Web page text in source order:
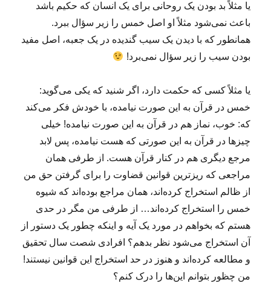
یا مثلاً بد بودن یک روحانی برای یک انسان که حکیم باشد
باعث نمی‌شود مثلاً او اصل خمس را زیر سؤال ببرد.
همانطور که با دیدن یک سیب گندیده در یک جعبه، اصل مفید
بودن سیب را زیر سؤال نمی‌برد!
یا مثلاً کسی که حکمت دارد، اگر شنید که یکی می‌گوید:
خمس در قرآن به این صورت نیامده، با خودش فکر می‌کند
که: خوب،‌ نماز هم در قرآن به این صورت نیامده! خیلی
چیزها در قرآن به این صورتی که هست نیامده، پس لابد
مرجع دیگری هم در کنار قرآن هست. از طرفی همان
مراجعی که ریزترین قوانین قضاوت را برای گرفتن حق من
از ظالم استخراج کرده‌اند، همان مراجع بوده‌اند که شیوه
خمس را استخراج کرده‌اند… از طرفی من مگر در حدی
هستم که بخواهم در مورد یک آیه و اینکه چطور یک دستور از
آن استخراج می‌شود نظر بدهم؟ افرادی شصت سال تحقیق
و مطالعه کرده‌اند و هنوز در حد استخراج این قوانین نیستند!
من چظور بتوانم این‌ها را درک کنم؟